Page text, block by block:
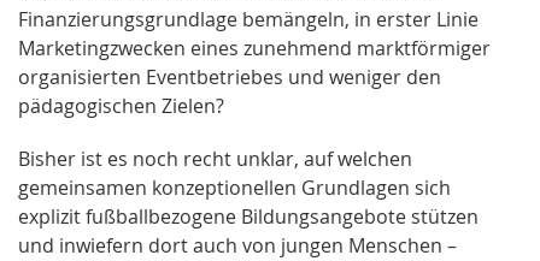
Finanzierungsgrundlage bemängeln, in erster Linie
Marketingzwecken eines zunehmend marktförmiger
organisierten Eventbetriebes und weniger den
pädagogischen Zielen?
Bisher ist es noch recht unklar, auf welchen
gemeinsamen konzeptionellen Grundlagen sich
explizit fußballbezogene Bildungsangebote stützen
und inwiefern dort auch von jungen Menschen –